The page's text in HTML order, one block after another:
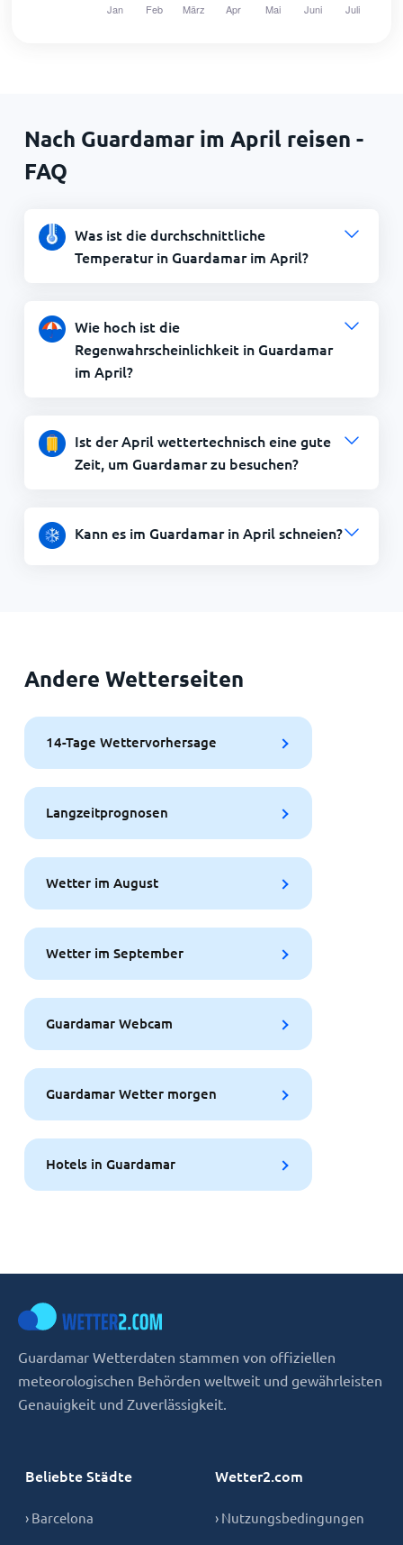
Nach Guardamar im April reisen -
FAQ
Was ist die durchschnittliche
Temperatur in Guardamar im April?
Wie hoch ist die
Regenwahrscheinlichkeit in Guardamar
im April?
Ist der April wettertechnisch eine gute
Zeit, um Guardamar zu besuchen?
Kann es im Guardamar in April schneien?
Andere Wetterseiten
14-Tage Wettervorhersage
Langzeitprognosen
Wetter im August
Wetter im September
Guardamar Webcam
Guardamar Wetter morgen
Hotels in Guardamar
Guardamar Wetterdaten stammen von offiziellen
meteorologischen Behörden weltweit und gewährleisten
Genauigkeit und Zuverlässigkeit.
Beliebte Städte
› Barcelona
Wetter2.com
› Nutzungsbedingungen